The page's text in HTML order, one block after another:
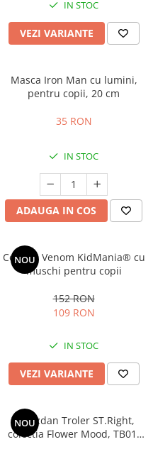
IN STOC
VEZI VARIANTE
Masca Iron Man cu lumini,
pentru copii, 20 cm
35 RON
IN STOC
ADAUGA IN COS
NOU
Costum Venom KidMania® cu
muschi pentru copii
152 RON
109 RON
IN STOC
VEZI VARIANTE
NOU
Ghiozdan Troler ST.Right,
colectia Flower Mood, TB01,